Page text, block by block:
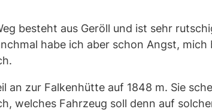
besteht aus Geröll und ist sehr
habe ich aber schon Angst,
zur Falkenhütte auf 1848 m. Sie
welches Fahrzeug soll denn auf